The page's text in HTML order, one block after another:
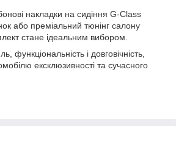
накладки на сидіння G-Class
або преміальний тюнінг салону
стане ідеальним вибором.
функціональність і довговічність,
ексклюзивності та сучасного